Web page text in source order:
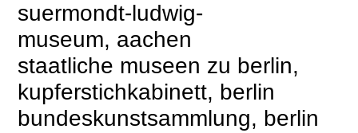
suermondt-ludwig-
museum, aachen
staatliche museen zu berlin,
kupferstichkabinett, berlin
bundeskunstsammlung, berlin